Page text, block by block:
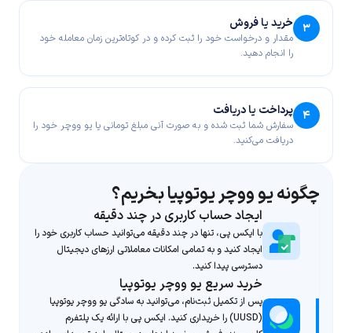
۳ خرید یا فروش
مقدار و درخواست خود را ثبت کرده و در کوتاه‌ترین زمان معامله خود
را انجام دهید.
۴ پرداخت یا دریافت
سفارش شما ثبت شده و به صورت آنی مبلغ تومانی یا یو ووچر خود را
دریافت می‌کنید.
چگونه یو ووچر یوتوپیا بخریم؟
ایجاد حساب کاربری در چند دقیقه
با ایکس پی، تنها در چند دقیقه می‌توانید حساب کاربری خود را
ایجاد کنید و به تمامی امکانات معاملاتی ارزهای دیجیتال
دسترسی پیدا کنید.
خرید سریع یو ووچر یوتوپیا
پس از تکمیل ثبت‌نام، می‌توانید به سادگی یو ووچر یوتوپیا
(UUSD) را خریداری کنید. ایکس پی با ارائه یک پلتفرم